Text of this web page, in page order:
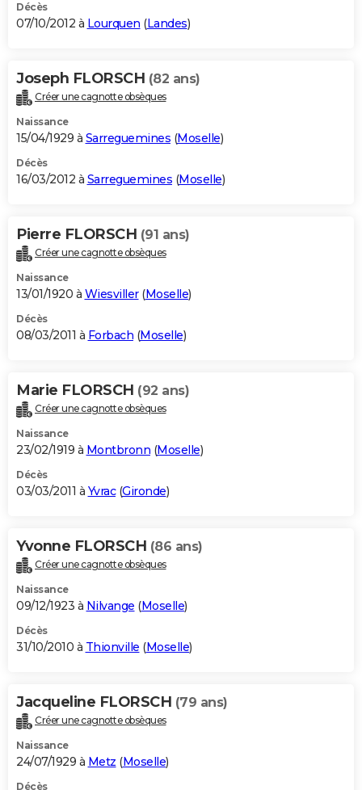
Décès
07/10/2012 à Lourquen (Landes)
Joseph FLORSCH (82 ans)
Créer une cagnotte obsèques
Naissance
15/04/1929 à Sarreguemines (Moselle)
Décès
16/03/2012 à Sarreguemines (Moselle)
Pierre FLORSCH (91 ans)
Créer une cagnotte obsèques
Naissance
13/01/1920 à Wiesviller(Moselle)
Décès
08/03/2011 à Forbach (Moselle)
Marie FLORSCH (92 ans)
Créer une cagnotte obsèques
Naissance
23/02/1919 à Montbronn (Moselle)
Décès
03/03/2011 à Yvrac(Gironde)
Yvonne FLORSCH (86 ans)
Créer une cagnotte obsèques
Naissance
09/12/1923 à Nilvange (Moselle)
Décès
31/10/2010 à Thionville (Moselle)
Jacqueline FLORSCH (79 ans)
Créer une cagnotte obsèques
Naissance
24/07/1929 à Metz (Moselle)
Décès